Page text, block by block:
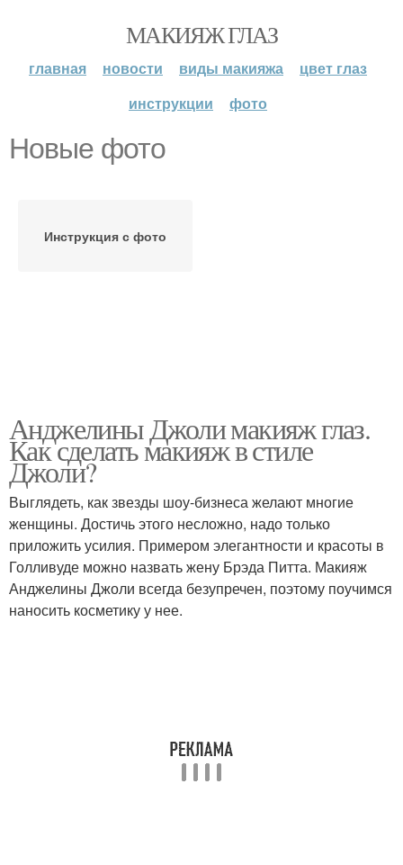
МАКИЯЖ ГЛАЗ
главная новости виды макияжа
цвет глаз
инструкции
фото
Новые фото
Инструкция с фото
Анджелины Джоли макияж глаз.
Как сделать макияж в стиле
Джоли?
Выглядеть, как звезды шоу-бизнеса желают многие
женщины. Достичь этого несложно, надо только
приложить усилия. Примером элегантности и красоты в
Голливуде можно назвать жену Брэда Питта. Макияж
Анджелины Джоли всегда безупречен, поэтому поучимся
наносить косметику у нее.